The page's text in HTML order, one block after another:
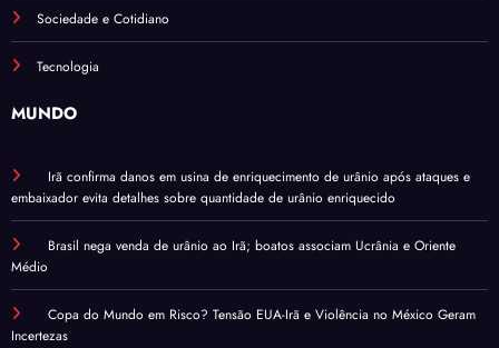
Sociedade e Cotidiano
Tecnologia
MUNDO
Irã confirma danos em usina de enriquecimento de urânio após ataques e
embaixador evita detalhes sobre quantidade de urânio enriquecido
Brasil nega venda de urânio ao Irã; boatos associam Ucrânia e Oriente
Médio
Copa do Mundo em Risco? Tensão EUA-Irã e Violência no México Geram
Incertezas